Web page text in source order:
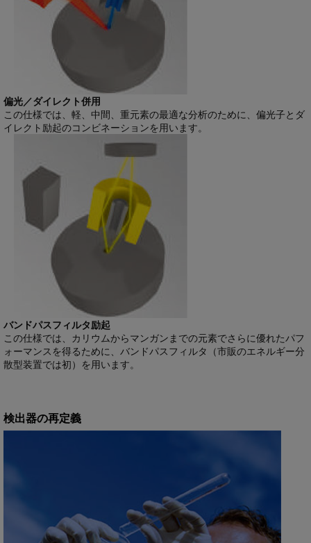
偏光／ダイレクト併用
この仕様では、軽、中間、重元素の最適な分析のために、偏光子とダ
イレクト励起のコンビネーションを用います。
バンドパスフィルタ励起
この仕様では、カリウムからマンガンまでの元素でさらに優れたパフ
ォーマンスを得るために、バンドパスフィルタ（市販のエネルギー分
散型装置では初）を用います。
検出器の再定義